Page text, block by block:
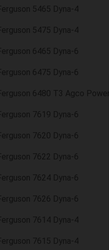
5465 Dyna-4
5475 Dyna-4
6465 Dyna-6
6475 Dyna-6
6480 T3 Agco Power
7619 Dyna-6
7620 Dyna-6
7622 Dyna-6
7624 Dyna-6
7626 Dyna-6
7614 Dyna-4
7615 Dyna-4